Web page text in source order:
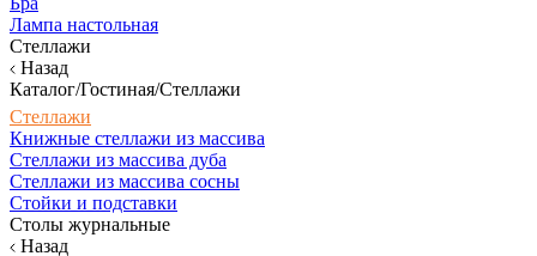
Лампа настольная
Стеллажи
Назад
Каталог/Гостиная/Стеллажи
Стеллажи
Книжные стеллажи из массива
Стеллажи из массива дуба
Стеллажи из массива сосны
Стойки и подставки
Столы журнальные
Назад